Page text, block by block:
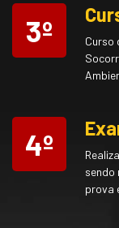
3º
Curso
4º
sendo
prova